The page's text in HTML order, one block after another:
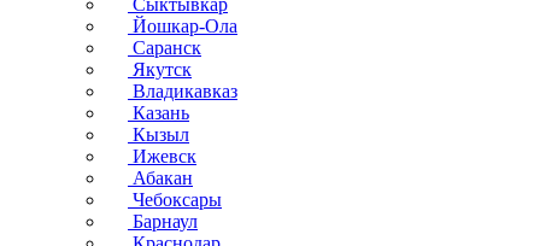
Сыктывкар
Йошкар-Ола
Саранск
Якутск
Владикавказ
Казань
Кызыл
Ижевск
Абакан
Чебоксары
Барнаул